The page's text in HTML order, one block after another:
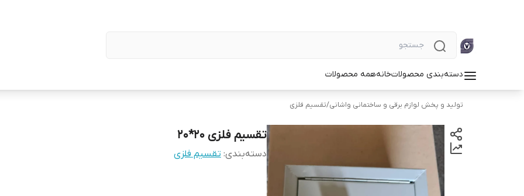
دسته‌بندی محصولاتخانههمه محصولات
تولید و پخش لوازم برقی و ساختمانی واشانی/تقسیم فلزی
تقسیم فلزی 20*20
دسته‌بندی: تقسیم فلزی